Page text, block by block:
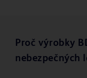
Proč výrobky
nebezpečných